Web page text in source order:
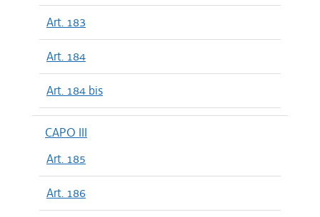
Art. 183
Art. 184
Art. 184 bis
CAPO III
Art. 185
Art. 186